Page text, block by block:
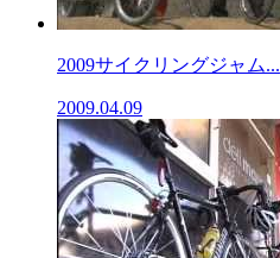
2009サイクリングジャム...
2009.04.09